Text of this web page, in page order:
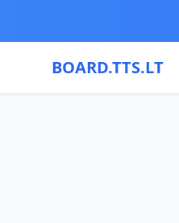
BOARD.TTS.LT